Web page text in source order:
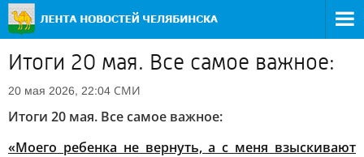
Итоги 20 мая. Все самое важное:
20 мая 2026, 22:04 СМИ
Итоги 20 мая. Все самое важное:
«Моего ребенка не вернуть, а с меня взыскивают